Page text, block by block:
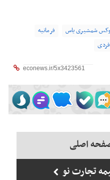
شمشیری یاس
فرمانیه
اصلی
تجارت نو